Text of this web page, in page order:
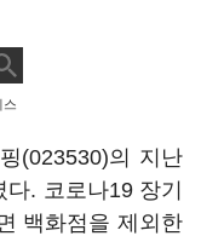
스
(023530)의 지난
. 코로나19 장기
백화점을 제외한